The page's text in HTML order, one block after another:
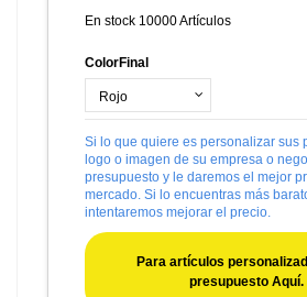
En stock 10000 Artículos
ColorFinal
Si lo que quiere es personalizar sus
logo o imagen de su empresa o
presupuesto y le daremos el mejor
mercado. Si lo encuentras más
intentaremos mejorar el precio.
Para artículos personalizados.
presupuesto Aquí.